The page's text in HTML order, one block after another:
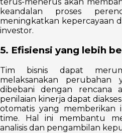
keandalan proses
meningkatkan kepercayaan
investor.
5. Efisiensi yang lebih
Tim bisnis dapat
melaksanakan perubahan
dibebani dengan rencana
penilaian kinerja dapat
otomatis yang memberikan
time. Hal ini membantu
analisis dan pengambilan